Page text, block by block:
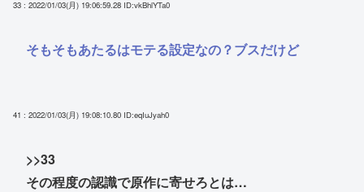
33 : 2022/01/03(月) 19:06:59.28 ID:vkBhlYTa0
そもそもあたるはモテる設定なの？ブスだけど
41 : 2022/01/03(月) 19:08:10.80 ID:eqIuJyah0
>>33
その程度の認識で原作に寄せろとは…